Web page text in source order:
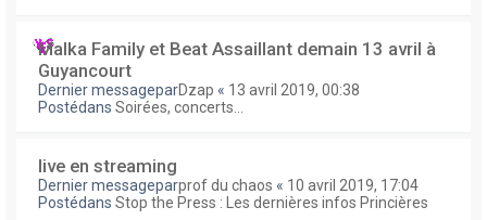
Malka Family et Beat Assaillant demain 13 avril à
Guyancourt
Dernier messageparDzap « 13 avril 2019, 00:38
Postédans Soirées, concerts...
live en streaming
Dernier messageparprof du chaos « 10 avril 2019, 17:04
Postédans Stop the Press : Les dernières infos Princières